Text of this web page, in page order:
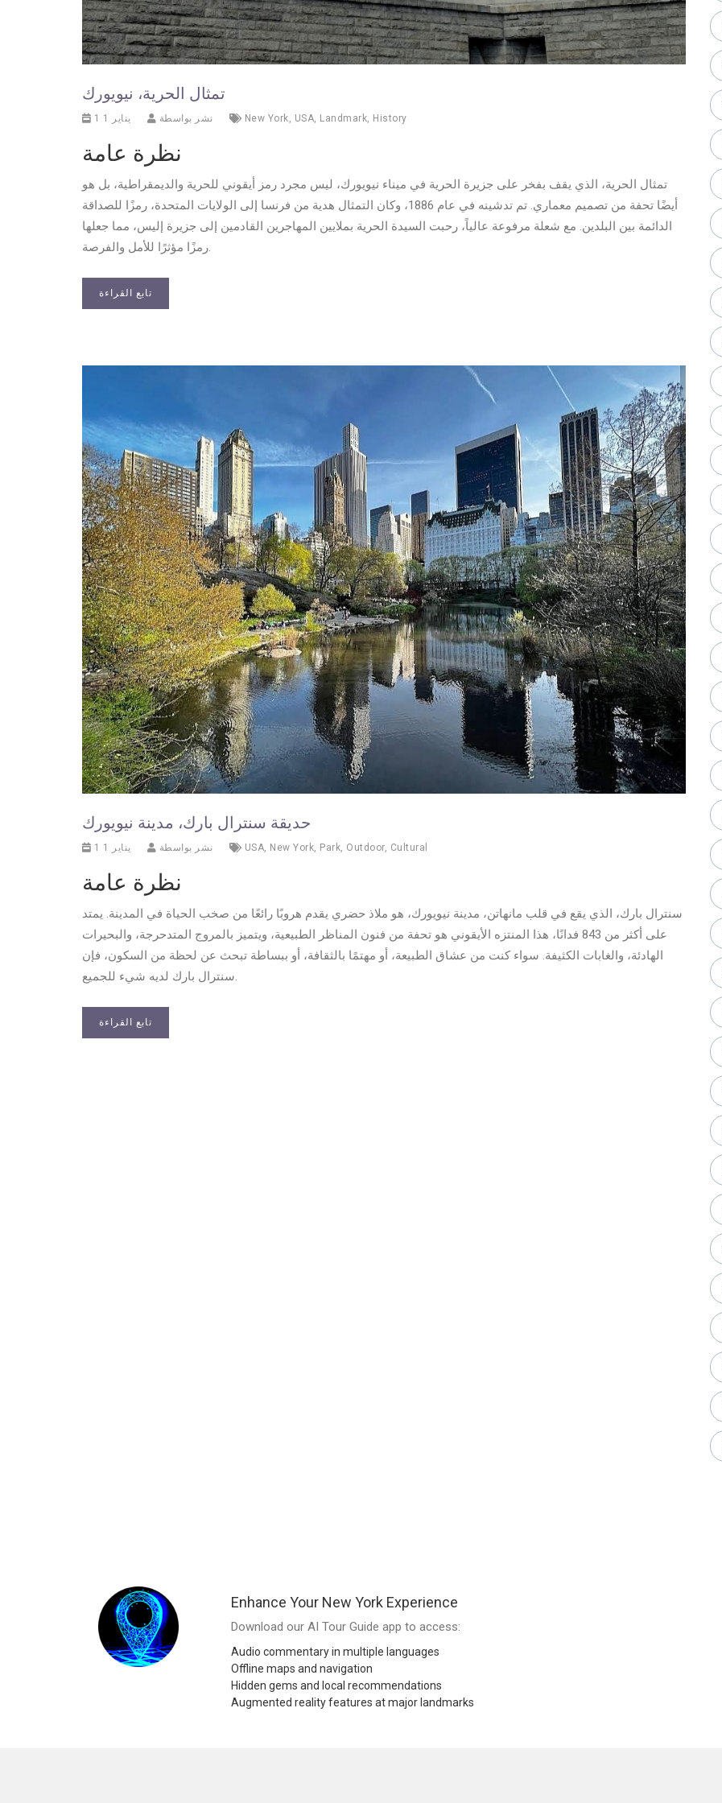
تمثال الحرية، نيويورك
1 يناير 1 نشر بواسطة New York, USA, Landmark, History
نظرة عامة
تمثال الحرية، الذي يقف بفخر على جزيرة الحرية في ميناء نيويورك، ليس مجرد رمز أيقوني للحرية والديمقراطية، بل هو
أيضًا تحفة من تصميم معماري. تم تدشينه في عام 1886، وكان التمثال هدية من فرنسا إلى الولايات المتحدة، رمزًا للصداقة
الدائمة بين البلدين. مع شعلة مرفوعة عالياً، رحبت السيدة الحرية بملايين المهاجرين القادمين إلى جزيرة إليس، مما جعلها
رمزًا مؤثرًا للأمل والفرصة.
تابع القراءة
حديقة سنترال بارك، مدينة نيويورك
1 يناير 1 نشر بواسطة USA, New York, Park, Outdoor, Cultural
نظرة عامة
سنترال بارك، الذي يقع في قلب مانهاتن، مدينة نيويورك، هو ملاذ حضري يقدم هروبًا رائعًا من صخب الحياة في المدينة. يمتد
على أكثر من 843 فدانًا، هذا المنتزه الأيقوني هو تحفة من فنون المناظر الطبيعية، ويتميز بالمروج المتدحرجة، والبحيرات
الهادئة، والغابات الكثيفة. سواء كنت من عشاق الطبيعة، أو مهتمًا بالثقافة، أو ببساطة تبحث عن لحظة من السكون، فإن
سنترال بارك لديه شيء للجميع.
تابع القراءة
Enhance Your New York Experience
Download our AI Tour Guide app to access:
Audio commentary in multiple languages
Offline maps and navigation
Hidden gems and local recommendations
Augmented reality features at major landmarks